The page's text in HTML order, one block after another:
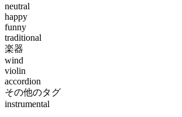
neutral
happy
funny
traditional
楽器
wind
violin
accordion
その他のタグ
instrumental